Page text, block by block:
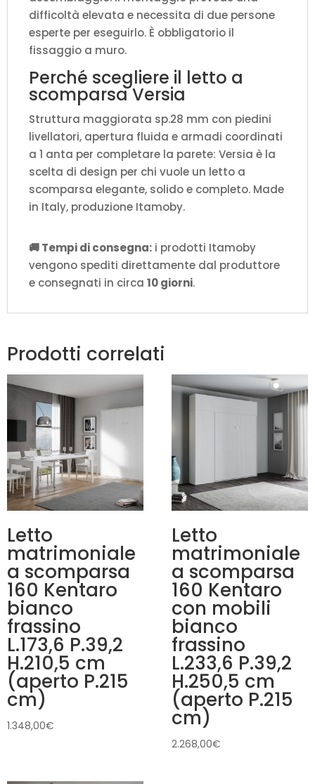
difficoltà elevata e necessita di due persone
esperte per eseguirlo. È obbligatorio il
fissaggio a muro.
Perché scegliere il letto a
scomparsa Versia
Struttura maggiorata sp.28 mm con piedini
livellatori, apertura fluida e armadi coordinati
a 1 anta per completare la parete: Versia è la
scelta di design per chi vuole un letto a
scomparsa elegante, solido e completo. Made
in Italy, produzione Itamoby.
🚚 Tempi di consegna: i prodotti Itamoby
vengono spediti direttamente dal produttore
e consegnati in circa 10 giorni.
Prodotti correlati
Letto
matrimoniale
a scomparsa
160 Kentaro
bianco
frassino
L.173,6 P.39,2
H.210,5 cm
(aperto P.215
cm)
1.348,00€
Letto
matrimoniale
a scomparsa
160 Kentaro
con mobili
bianco
frassino
L.233,6 P.39,2
H.250,5 cm
(aperto P.215
cm)
2.268,00€